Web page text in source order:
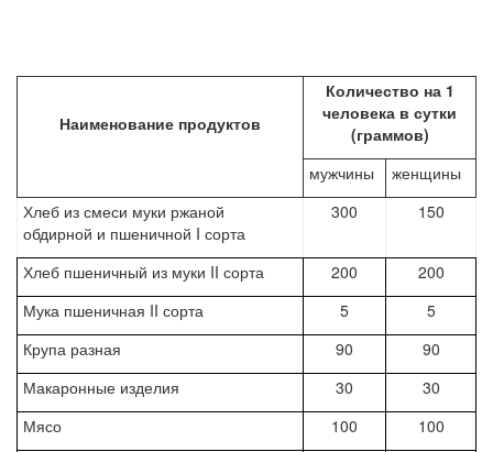
Наименование продуктов
Количество на 1
человека в сутки
(граммов)
мужчины
женщины
Хлеб из смеси муки ржаной
обдирной и пшеничной I сорта
300 150
Хлеб пшеничный из муки II сорта 200
200
Мука пшеничная II сорта
5
5
Крупа разная
90
90
Макаронные изделия
30
30
Мясо
100
100